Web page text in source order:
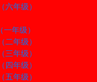
年级）
年级）
年级）
年级）
年级）
年级）